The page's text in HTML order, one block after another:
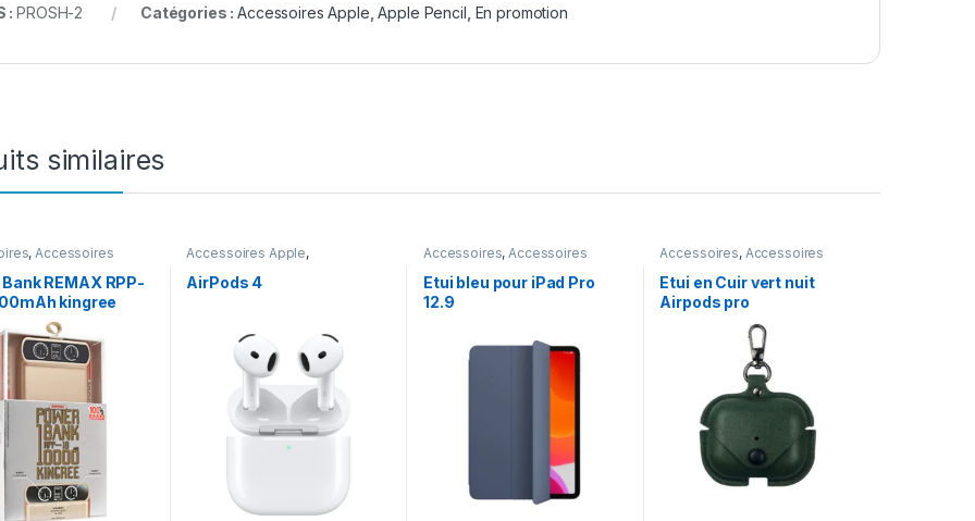
:PROSH-2 Catégories :Accessoires Apple ,Apple Pencil En promotion
similaires
, Accessoires
REMAX RPP-
kingree
Accessoires Apple,
AirPods 4
Accessoires, Accessoires
Etui bleu pour iPad Pro
12.9
Accessoires, Accessoires
Etui en Cuir vert nuit
Airpods pro